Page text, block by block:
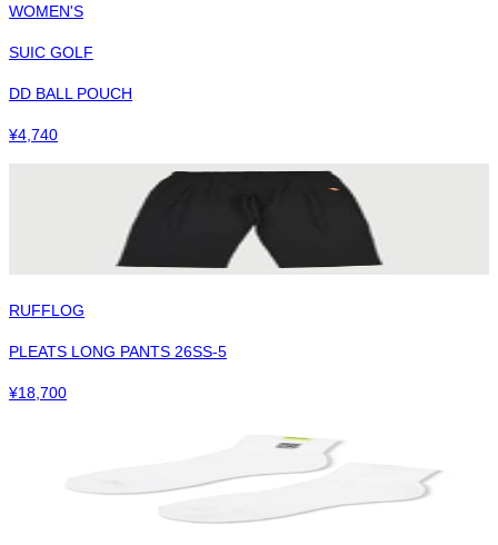
WOMEN'S
SUIC GOLF
DD BALL POUCH
¥4,740
RUFFLOG
PLEATS LONG PANTS 26SS-5
¥18,700